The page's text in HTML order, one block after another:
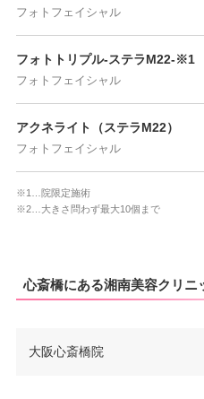
フォトフェイシャル
フォトトリプル-ステラM22-※1
フォトフェイシャル
アクネライト（ステラM22）
フォトフェイシャル
※1…院限定施術
※2…大きさ問わず最大10個まで
心斎橋にある湘南美容クリニ
大阪心斎橋院